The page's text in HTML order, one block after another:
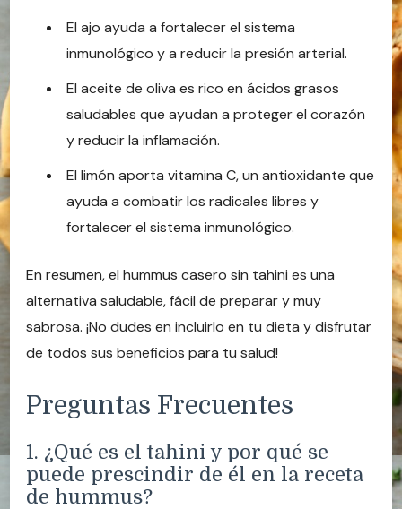
El ajo ayuda a fortalecer el sistema
inmunológico y a reducir la presión arterial.
El aceite de oliva es rico en ácidos grasos
saludables que ayudan a proteger el corazón
y reducir la inflamación.
El limón aporta vitamina C, un antioxidante que
ayuda a combatir los radicales libres y
fortalecer el sistema inmunológico.
En resumen, el hummus casero sin tahini es una
alternativa saludable, fácil de preparar y muy
sabrosa. ¡No dudes en incluirlo en tu dieta y disfrutar
de todos sus beneficios para tu salud!
Preguntas Frecuentes
1. ¿Qué es el tahini y por qué se
puede prescindir de él en la receta
de hummus?